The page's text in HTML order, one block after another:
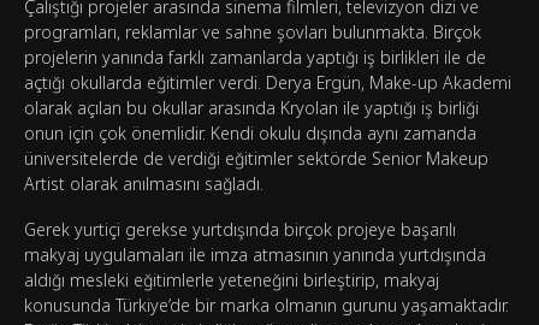
Çalıştığı projeler arasında sinema filmleri, televizyon dizi ve
programları, reklamlar ve sahne şovları bulunmakta. Birçok
projelerin yanında farklı zamanlarda yaptığı iş birlikleri ile de
açtığı okullarda eğitimler verdi. Derya Ergün, Make-up Akademi
olarak açılan bu okullar arasında Kryolan ile yaptığı iş birliği
onun için çok önemlidir. Kendi okulu dışında aynı zamanda
üniversitelerde de verdiği eğitimler sektörde Senior Makeup
Artist olarak anılmasını sağladı.
Gerek yurtiçi gerekse yurtdışında birçok projeye başarılı
makyaj uygulamaları ile imza atmasının yanında yurtdışında
aldığı mesleki eğitimlerle yeteneğini birleştirip, makyaj
konusunda Türkiye’de bir marka olmanın gurunu yaşamaktadır.